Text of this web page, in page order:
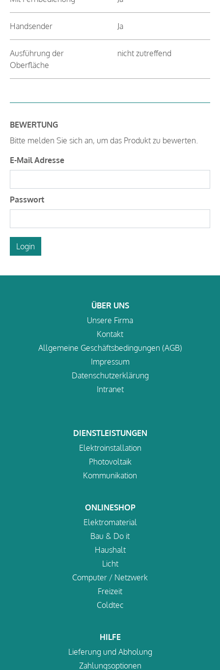
Handsender Ja
Ausführung der
Oberfläche
nicht zutreffend
BEWERTUNG
Bitte melden Sie sich an, um das Produkt zu bewerten.
E-Mail Adresse
Passwort
Login
ÜBER UNS
Unsere Firma
Kontakt
Allgemeine Geschäftsbedingungen (AGB)
Impressum
Datenschutzerklärung
Intranet
DIENSTLEISTUNGEN
Elektroinstallation
Photovoltaik
Kommunikation
ONLINESHOP
Elektromaterial
Bau & Do it
Haushalt
Licht
Computer / Netzwerk
Freizeit
Coldtec
HILFE
Lieferung und Abholung
Zahlungsoptionen